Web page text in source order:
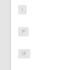
۱
۳
۱۴